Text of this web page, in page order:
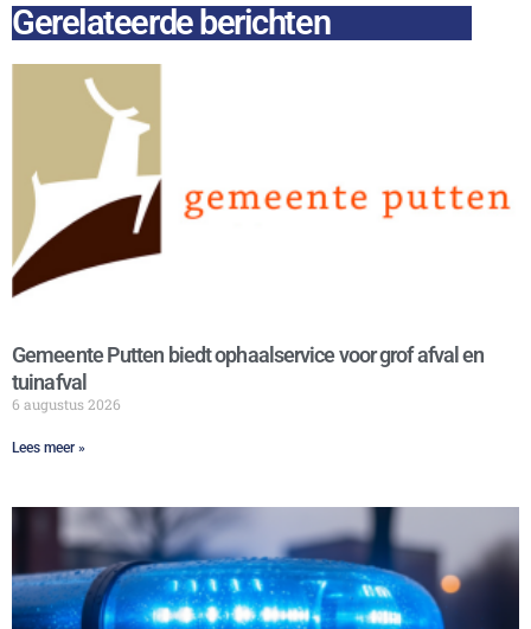
Gerelateerde berichten
Gemeente Putten biedt ophaalservice voor grof afval en
tuinafval
6 augustus 2026
Lees meer »